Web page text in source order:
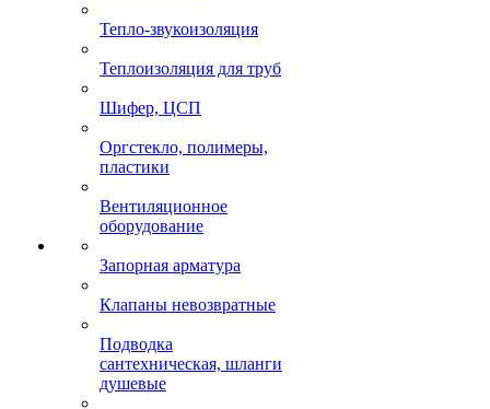
Тепло-звукоизоляция
Теплоизоляция для труб
Шифер, ЦСП
Оргстекло, полимеры,
пластики
Вентиляционное
оборудование
Запорная арматура
Клапаны невозвратные
Подводка
сантехническая, шланги
душевые